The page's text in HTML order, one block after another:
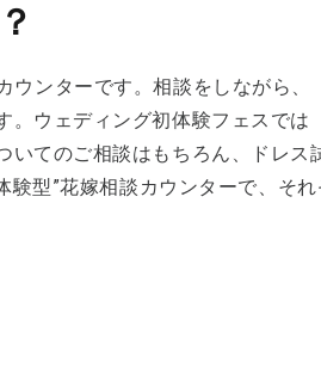
ウンターです。相談をしながら、
。ウェディング初体験フェスでは
いてのご相談はもちろん、ドレス
験型”花嫁相談カウンターで、そ